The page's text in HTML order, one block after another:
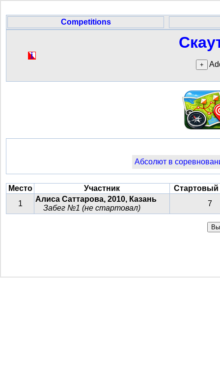
Competitions
Абсолют в
Место Участник
1
Алиса Саттарова, 2010, Казань
Забег №1 (не стартовал)
7